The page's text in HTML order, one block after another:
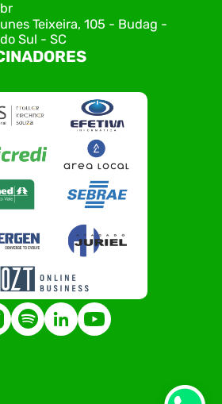
Teixeira, 105 - Budag -
Sul - SC